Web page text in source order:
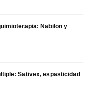
Nabilon y
Sativex, espasticidad